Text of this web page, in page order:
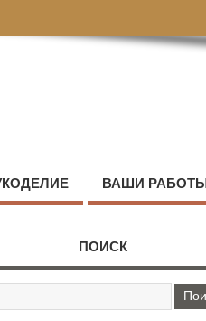
ВАШИ РАБОТЫ
ПОИСК